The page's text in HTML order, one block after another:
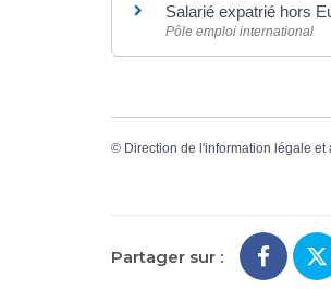
Salarié expatrié hors
Pôle emploi international
© Direction de l'information légale et
Partager sur :